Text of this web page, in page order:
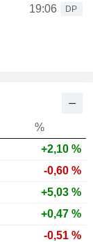
19:06
DP
%
+2,10 %
-0,60 %
+5,03 %
+0,47 %
-0,51 %